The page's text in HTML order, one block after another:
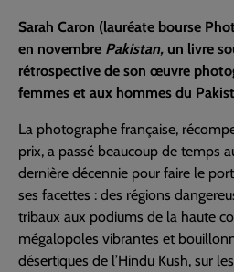
Sarah Caron (lauréate bourse
en novembre Pakistan, un livre
rétrospective de son œuvre
femmes et aux hommes du
La photographe française,
prix, a passé beaucoup de temps
dernière décennie pour faire le
ses facettes : des régions
tribaux aux podiums de la haute
mégalopoles vibrantes et
désertiques de l’Hindu Kush, sur